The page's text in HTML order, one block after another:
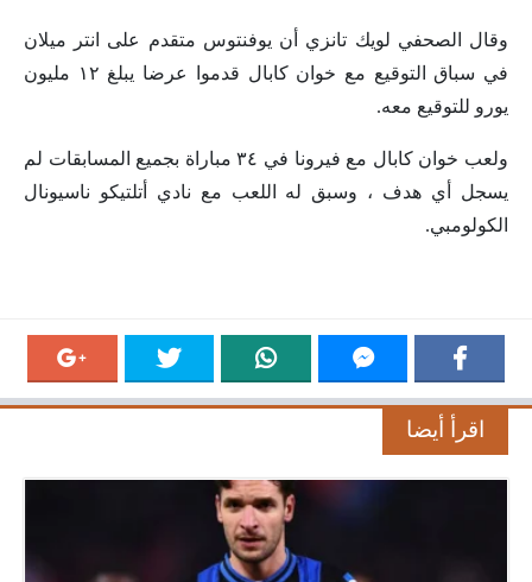
وقال الصحفي لويك تانزي أن يوفنتوس متقدم على انتر ميلان
في سباق التوقيع مع خوان كابال قدموا عرضا يبلغ ١٢ مليون
يورو للتوقيع معه.
ولعب خوان كابال مع فيرونا في ٣٤ مباراة بجميع المسابقات لم
يسجل أي هدف ، وسبق له اللعب مع نادي أتلتيكو ناسيونال
الكولومبي.
اقرأ أيضا